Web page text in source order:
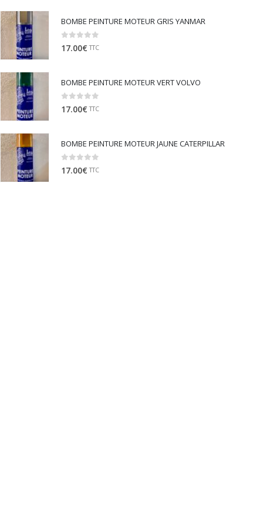
BOMBE PEINTURE MOTEUR GRIS YANMAR
0out of 5
17.00€ TTC
BOMBE PEINTURE MOTEUR VERT VOLVO
0out of 5
17.00€ TTC
BOMBE PEINTURE MOTEUR JAUNE CATERPILLAR
0out of 5
17.00€ TTC